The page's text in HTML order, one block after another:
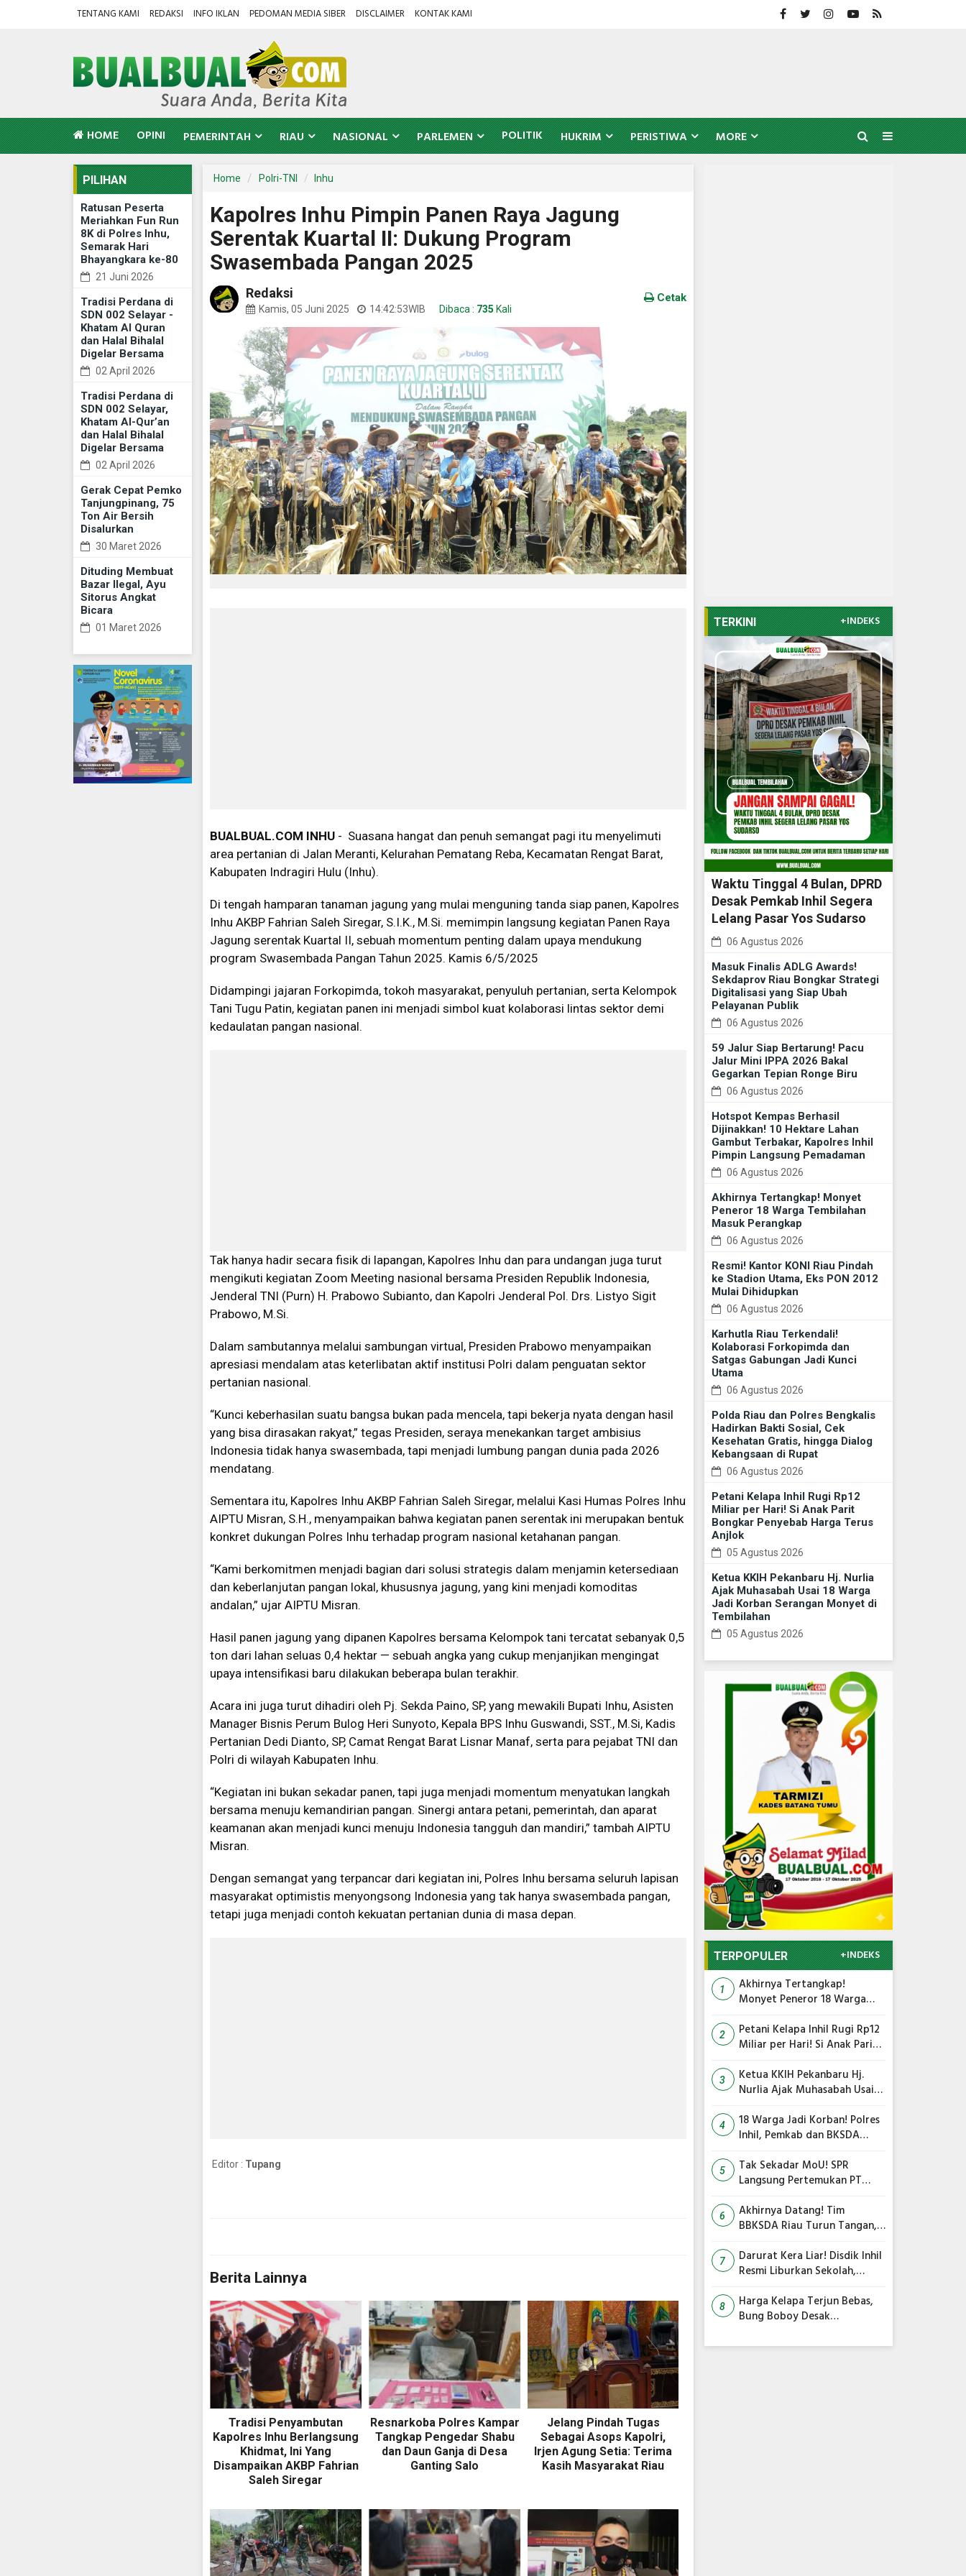
TENTANG KAMI REDAKSI INFO IKLAN PEDOMAN MEDIA SIBER DISCLAIMER KONTAK KAMI
HOME OPINI PEMERINTAH RIAU NASIONAL PARLEMEN POLITIK HUKRIM PERISTIWA MORE
PILIHAN
Ratusan Peserta
Meriahkan Fun Run
8K di Polres Inhu,
Semarak Hari
Bhayangkara ke-80
21 Juni 2026
Tradisi Perdana di
SDN 002 Selayar -
Khatam Al Quran
dan Halal Bihalal
Digelar Bersama
02 April 2026
Tradisi Perdana di
SDN 002 Selayar,
Khatam Al-Qur’an
dan Halal Bihalal
Digelar Bersama
02 April 2026
Gerak Cepat Pemko
Tanjungpinang, 75
Ton Air Bersih
Disalurkan
30 Maret 2026
Dituding Membuat
Bazar Ilegal, Ayu
Sitorus Angkat
Bicara
01 Maret 2026
Home Polri-TNI Inhu
Kapolres Inhu Pimpin Panen Raya Jagung
Serentak Kuartal II: Dukung Program
Swasembada Pangan 2025
Redaksi
Kamis, 05 Juni 2025 14:42:53WIB Dibaca : 735 Kali
Cetak
BUALBUAL.COM INHU - Suasana hangat dan penuh semangat pagi itu menyelimuti
area pertanian di Jalan Meranti, Kelurahan Pematang Reba, Kecamatan Rengat Barat,
Kabupaten Indragiri Hulu (Inhu).
Di tengah hamparan tanaman jagung yang mulai menguning tanda siap panen, Kapolres
Inhu AKBP Fahrian Saleh Siregar, S.I.K., M.Si. memimpin langsung kegiatan Panen Raya
Jagung serentak Kuartal II, sebuah momentum penting dalam upaya mendukung
program Swasembada Pangan Tahun 2025. Kamis 6/5/2025
Didampingi jajaran Forkopimda, tokoh masyarakat, penyuluh pertanian, serta Kelompok
Tani Tugu Patin, kegiatan panen ini menjadi simbol kuat kolaborasi lintas sektor demi
kedaulatan pangan nasional.
Tak hanya hadir secara fisik di lapangan, Kapolres Inhu dan para undangan juga turut
mengikuti kegiatan Zoom Meeting nasional bersama Presiden Republik Indonesia,
Jenderal TNI (Purn) H. Prabowo Subianto, dan Kapolri Jenderal Pol. Drs. Listyo Sigit
Prabowo, M.Si.
Dalam sambutannya melalui sambungan virtual, Presiden Prabowo menyampaikan
apresiasi mendalam atas keterlibatan aktif institusi Polri dalam penguatan sektor
pertanian nasional.
“Kunci keberhasilan suatu bangsa bukan pada mencela, tapi bekerja nyata dengan hasil
yang bisa dirasakan rakyat,” tegas Presiden, seraya menekankan target ambisius
Indonesia tidak hanya swasembada, tapi menjadi lumbung pangan dunia pada 2026
mendatang.
Sementara itu, Kapolres Inhu AKBP Fahrian Saleh Siregar, melalui Kasi Humas Polres Inhu
AIPTU Misran, S.H., menyampaikan bahwa kegiatan panen serentak ini merupakan bentuk
konkret dukungan Polres Inhu terhadap program nasional ketahanan pangan.
“Kami berkomitmen menjadi bagian dari solusi strategis dalam menjamin ketersediaan
dan keberlanjutan pangan lokal, khususnya jagung, yang kini menjadi komoditas
andalan,” ujar AIPTU Misran.
Hasil panen jagung yang dipanen Kapolres bersama Kelompok tani tercatat sebanyak 0,5
ton dari lahan seluas 0,4 hektar — sebuah angka yang cukup menjanjikan mengingat
upaya intensifikasi baru dilakukan beberapa bulan terakhir.
Acara ini juga turut dihadiri oleh Pj. Sekda Paino, SP, yang mewakili Bupati Inhu, Asisten
Manager Bisnis Perum Bulog Heri Sunyoto, Kepala BPS Inhu Guswandi, SST., M.Si, Kadis
Pertanian Dedi Dianto, SP, Camat Rengat Barat Lisnar Manaf, serta para pejabat TNI dan
Polri di wilayah Kabupaten Inhu.
“Kegiatan ini bukan sekadar panen, tapi juga menjadi momentum menyatukan langkah
bersama menuju kemandirian pangan. Sinergi antara petani, pemerintah, dan aparat
keamanan akan menjadi kunci menuju Indonesia tangguh dan mandiri,” tambah AIPTU
Misran.
Dengan semangat yang terpancar dari kegiatan ini, Polres Inhu bersama seluruh lapisan
masyarakat optimistis menyongsong Indonesia yang tak hanya swasembada pangan,
tetapi juga menjadi contoh kekuatan pertanian dunia di masa depan.
Editor : Tupang
Berita Lainnya
Tradisi Penyambutan
Kapolres Inhu Berlangsung
Khidmat, Ini Yang
Disampaikan AKBP Fahrian
Saleh Siregar
Resnarkoba Polres Kampar
Tangkap Pengedar Shabu
dan Daun Ganja di Desa
Ganting Salo
Jelang Pindah Tugas
Sebagai Asops Kapolri,
Irjen Agung Setia: Terima
Kasih Masyarakat Riau
TERKINI +INDEKS
Waktu Tinggal 4 Bulan, DPRD
Desak Pemkab Inhil Segera
Lelang Pasar Yos Sudarso
06 Agustus 2026
Masuk Finalis ADLG Awards!
Sekdaprov Riau Bongkar Strategi
Digitalisasi yang Siap Ubah
Pelayanan Publik
06 Agustus 2026
59 Jalur Siap Bertarung! Pacu
Jalur Mini IPPA 2026 Bakal
Gegarkan Tepian Ronge Biru
06 Agustus 2026
Hotspot Kempas Berhasil
Dijinakkan! 10 Hektare Lahan
Gambut Terbakar, Kapolres Inhil
Pimpin Langsung Pemadaman
06 Agustus 2026
Akhirnya Tertangkap! Monyet
Peneror 18 Warga Tembilahan
Masuk Perangkap
06 Agustus 2026
Resmi! Kantor KONI Riau Pindah
ke Stadion Utama, Eks PON 2012
Mulai Dihidupkan
06 Agustus 2026
Karhutla Riau Terkendali!
Kolaborasi Forkopimda dan
Satgas Gabungan Jadi Kunci
Utama
06 Agustus 2026
Polda Riau dan Polres Bengkalis
Hadirkan Bakti Sosial, Cek
Kesehatan Gratis, hingga Dialog
Kebangsaan di Rupat
06 Agustus 2026
Petani Kelapa Inhil Rugi Rp12
Miliar per Hari! Si Anak Parit
Bongkar Penyebab Harga Terus
Anjlok
05 Agustus 2026
Ketua KKIH Pekanbaru Hj. Nurlia
Ajak Muhasabah Usai 18 Warga
Jadi Korban Serangan Monyet di
Tembilahan
05 Agustus 2026
TERPOPULER +INDEKS
1
Akhirnya Tertangkap!
Monyet Peneror 18 Warga
2
Petani Kelapa Inhil Rugi Rp12
Miliar per Hari! Si Anak Parit
Terus Anjlok
3
Ketua KKIH Pekanbaru Hj.
Nurlia Ajak Muhasabah Usai
Serangan Monyet di
Tembilahan
4
18 Warga Jadi Korban! Polres
Inhil, Pemkab dan BKSDA
Peneror Tembilahan
5
Tak Sekadar MoU! SPR
Langsung Pertemukan PT
dan Ibnu Sina Bahas Kerja
Sama Pengelolaan Limbah
6
Akhirnya Datang! Tim
BBKSDA Riau Turun Tangan,
Siap Diakhiri
7
Darurat Kera Liar! Disdik Inhil
Resmi Liburkan Sekolah,
8
Harga Kelapa Terjun Bebas,
Bung Boboy Desak
Selamatkan Petani!